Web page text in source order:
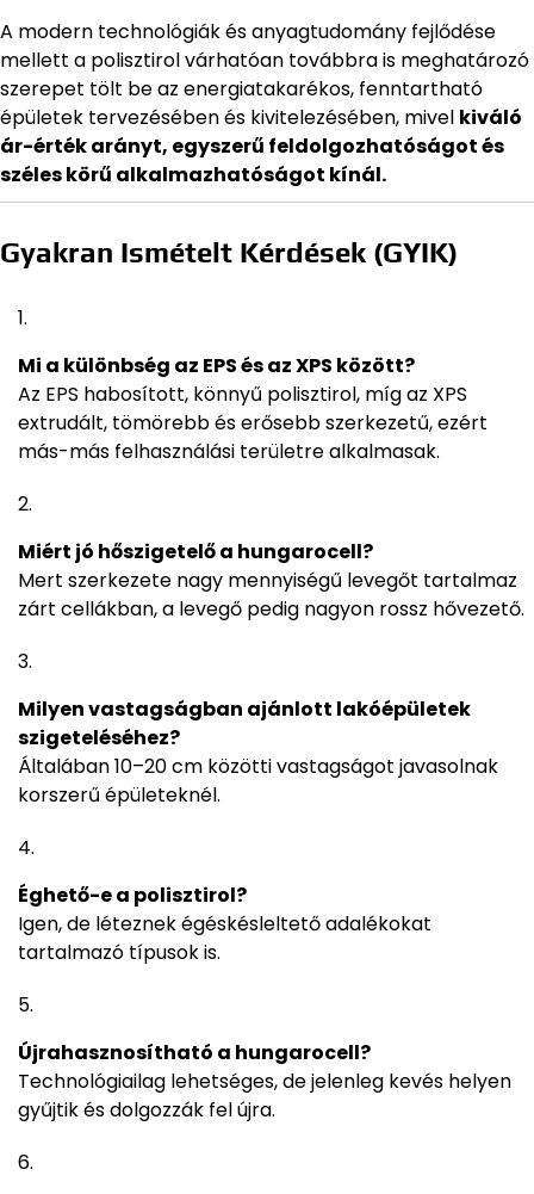
A modern technológiák és anyagtudomány fejlődése
mellett a polisztirol várhatóan továbbra is meghatározó
szerepet tölt be az energiatakarékos, fenntartható
épületek tervezésében és kivitelezésében, mivel kiváló
ár-érték arányt, egyszerű feldolgozhatóságot és
széles körű alkalmazhatóságot kínál.
Gyakran Ismételt Kérdések (GYIK)
Mi a különbség az EPS és az XPS között?
Az EPS habosított, könnyű polisztirol, míg az XPS
extrudált, tömörebb és erősebb szerkezetű, ezért
más-más felhasználási területre alkalmasak.
Miért jó hőszigetelő a hungarocell?
Mert szerkezete nagy mennyiségű levegőt tartalmaz
zárt cellákban, a levegő pedig nagyon rossz hővezető.
Milyen vastagságban ajánlott lakóépületek
szigeteléséhez?
Általában 10–20 cm közötti vastagságot javasolnak
korszerű épületeknél.
Éghető-e a polisztirol?
Igen, de léteznek égéskésleltető adalékokat
tartalmazó típusok is.
Újrahasznosítható a hungarocell?
Technológiailag lehetséges, de jelenleg kevés helyen
gyűjtik és dolgozzák fel újra.